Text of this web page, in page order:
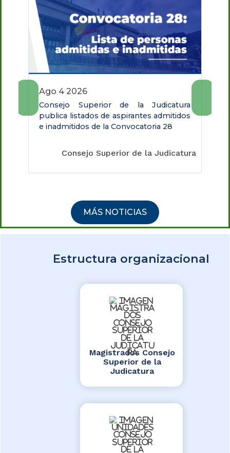
ago 4 2026
Consejo Superior de la Judicatura
publica listados de aspirantes admitidos
e inadmitidos de la Convocatoria 28
Consejo Superior de la Judicatura
MÁS NOTICIAS
Estructura organizacional
Magistrados Consejo
Superior de la
Judicatura